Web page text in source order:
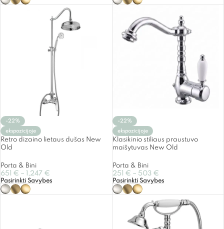
-22%
ekspozicijoje
Retro dizaino lietaus dušas New
Old
Porta & Bini
651 € – 1,247 €
Pasirinkti Savybes
-22%
ekspozicijoje
Klasikinio stiliaus praustuvo
maišytuvas New Old
Porta & Bini
251
€ – 503 €
Pasirinkti Savybes